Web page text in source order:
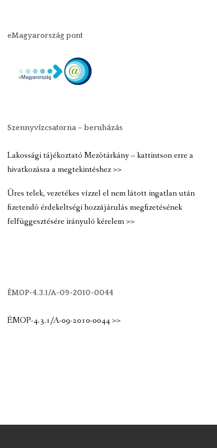
eMagyarország pont
Szennyvízcsatorna – beruházás
Lakossági tájékoztató Mezõtárkány – kattintson erre a
hivatkozásra a megtekintéshez >>
Üres telek, vezetékes vízzel el nem látott ingatlan után
fizetendõ érdekeltségi hozzájárulás megfizetésének
felfüggesztésére irányuló kérelem >>
ÉMOP-4.3.1/A-09-2010-0044
ÉMOP-4.3.1/A-09-2010-0044 >>